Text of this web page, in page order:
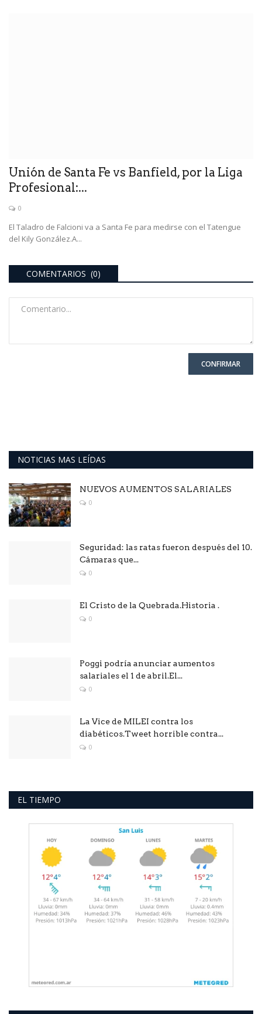
Unión de Santa Fe vs Banfield, por la Liga
Profesional:...
0
El Taladro de Falcioni va a Santa Fe para medirse con el Tatengue
del Kily González.A...
COMENTARIOS (0)
CONFIRMAR
NOTICIAS MAS LEÍDAS
NUEVOS AUMENTOS SALARIALES
0
Seguridad: las ratas fueron después del 10.
Cámaras que...
0
El Cristo de la Quebrada.Historia .
0
Poggi podría anunciar aumentos
salariales el 1 de abril.El...
0
La Vice de MILEI contra los
diabéticos.Tweet horrible contra...
0
EL TIEMPO